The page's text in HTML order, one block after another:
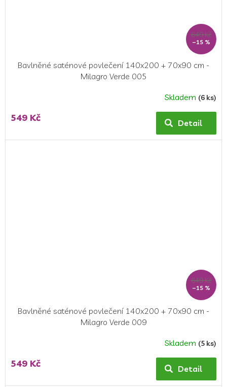
649 Kč
–15 %
Bavlněné saténové povlečení 140x200 + 70x90 cm -
Milagro Verde 005
Skladem (6 ks)
549 Kč Detail
649 Kč
–15 %
Bavlněné saténové povlečení 140x200 + 70x90 cm -
Milagro Verde 009
Skladem (5 ks)
549 Kč Detail